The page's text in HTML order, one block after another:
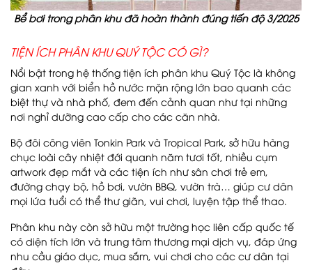
Bể bơi trong phân khu đã hoàn thành đúng tiến độ 3/2025
TIỆN ÍCH PHÂN KHU QUÝ TỘC CÓ GÌ?
Nổi bật trong hệ thống tiện ích phân khu Quý Tộc là không
gian xanh với biển hồ nước mặn rộng lớn bao quanh các
biệt thự và nhà phố, đem đến cảnh quan như tại những
nơi nghỉ dưỡng cao cấp cho các căn nhà.
Bộ đôi công viên Tonkin Park và Tropical Park, sở hữu hàng
chục loài cây nhiệt đới quanh năm tươi tốt, nhiều cụm
artwork đẹp mắt và các tiện ích như sân chơi trẻ em,
đường chạy bộ, hồ bơi, vườn BBQ, vườn trà… giúp cư dân
mọi lứa tuổi có thể thư giãn, vui chơi, luyện tập thể thao.
Phân khu này còn sở hữu một trường học liên cấp quốc tế
có diện tích lớn và trung tâm thương mại dịch vụ, đáp ứng
nhu cầu giáo dục, mua sắm, vui chơi cho các cư dân tại